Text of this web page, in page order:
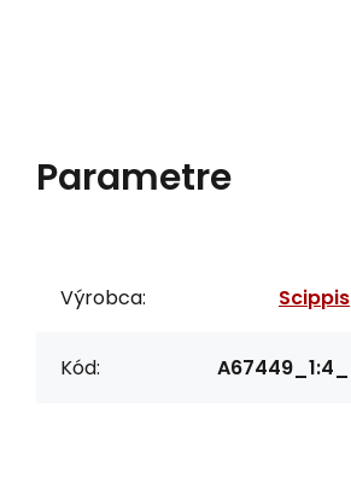
Parametre
Výrobca: Scippis
Kód: A67449_1:4_